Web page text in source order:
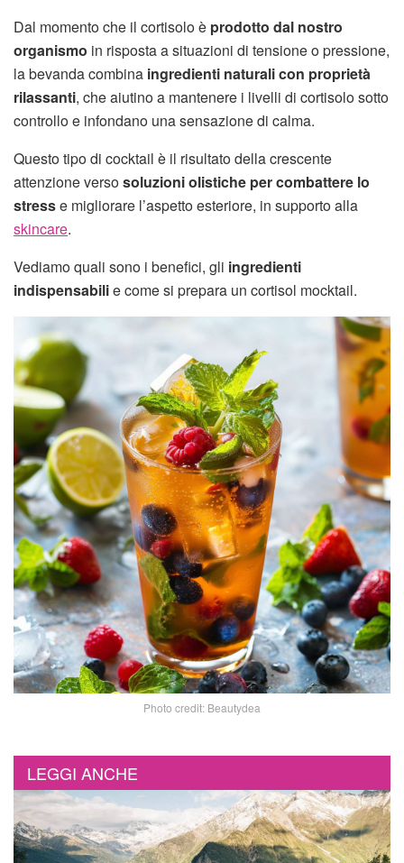
Dal momento che il cortisolo è prodotto dal nostro
organismo in risposta a situazioni di tensione o pressione,
la bevanda combina ingredienti naturali con proprietà
rilassanti, che aiutino a mantenere i livelli di cortisolo sotto
controllo e infondano una sensazione di calma.
Questo tipo di cocktail è il risultato della crescente
attenzione versosoluzioni olistiche per combattere lo
stresse migliorare l’aspetto esteriore, in supporto alla
skincare.
Vediamo quali sono i benefici, gli ingredienti
indispensabilie come si prepara un cortisol mocktail.
Photo credit: Beautydea
LEGGI ANCHE